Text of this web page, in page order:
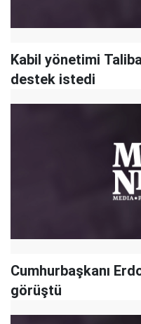
Kabil yönetimi
destek istedi
Cumhurbaşkanı
görüştü